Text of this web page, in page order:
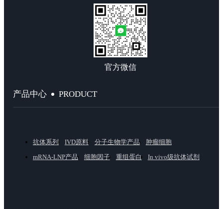
官方微信
产品中心 PRODUCT
抗体系列 IVD原料 分子生物学产品
肿瘤细胞
mRNA-LNP产品
细胞因子 重组蛋白 In vivo级抗体试剂